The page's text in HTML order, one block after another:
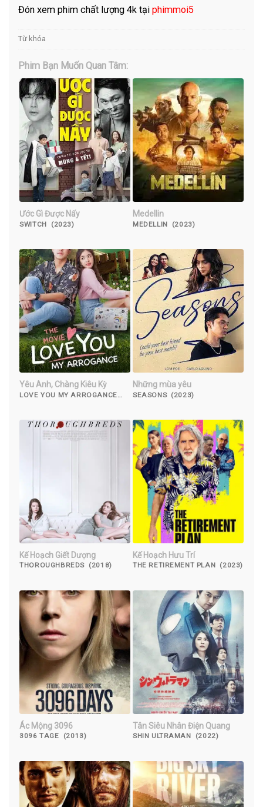
Đón xem phim chất lượng 4k tạiphimmoi5
Từ khóa
Phim Bạn Muốn Quan Tâm:
Ước Gì Được Nấy
SWITCH (2023)
Medellin
MEDELLIN (2023)
Yêu Anh, Chàng Kiêu Kỳ
LOVE YOU MY ARROGANCE
Những mùa yêu
SEASONS (2023)
Kế Hoạch Giết Dượng
THOROUGHBREDS (2018)
Kế Hoạch Hưu Trí
THE RETIREMENT PLAN (2023)
Ác Mộng 3096
3096 TAGE (2013)
Tân Siêu Nhân Điện Quang
SHIN ULTRAMAN (2022)